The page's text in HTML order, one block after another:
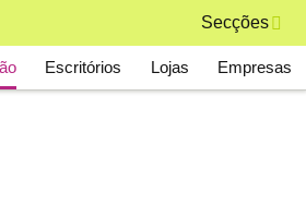
Secções
Escritórios Lojas Empresas